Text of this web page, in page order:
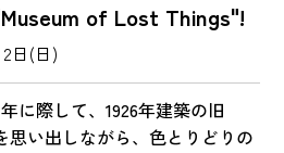
of Lost Things"!
日(日)
に際して、1926年建築の旧
思い出しながら、色とりどりの